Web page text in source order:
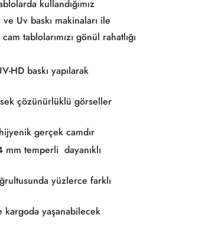
kullandığımız
Uv baskı makinaları ile
tablolarımızı gönül rahatlığı
HD baskı yapılarak
çözünürlüklü görseller
gerçek camdır
temperli dayanıklı
yüzlerce farklı
yaşanabilecek